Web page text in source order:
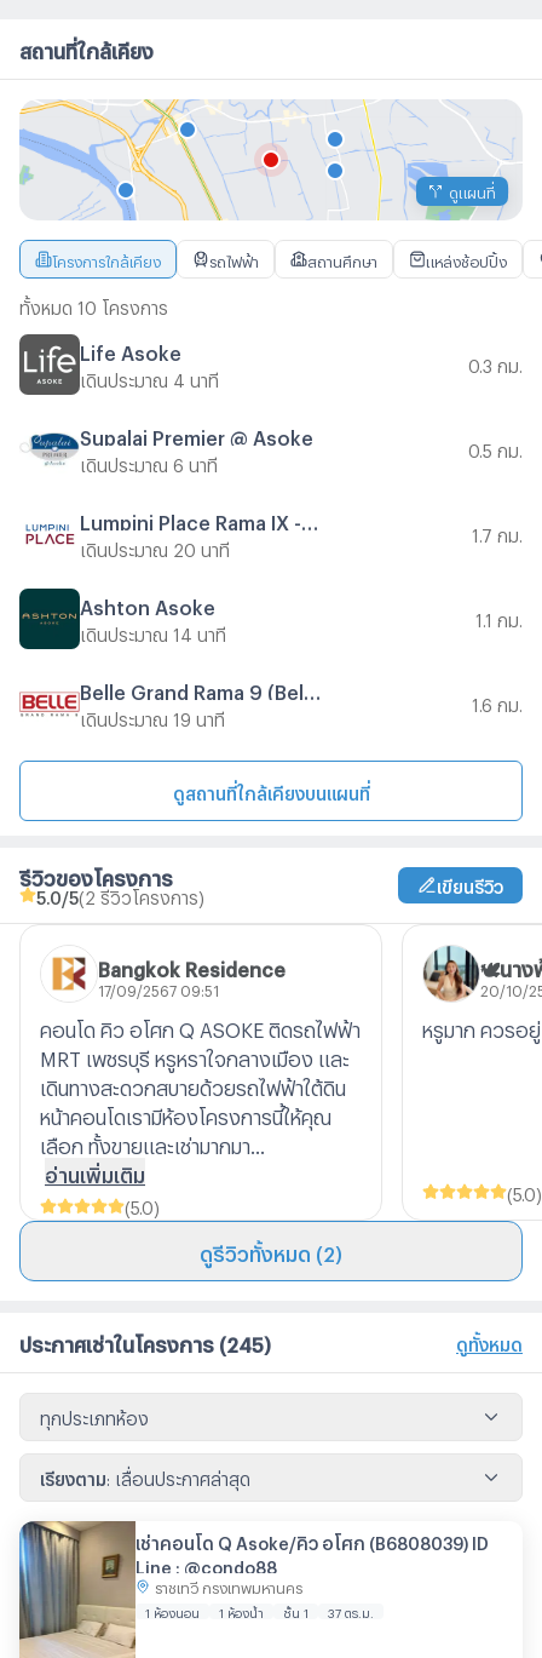
สถานที่ใกล้เคียง
ดูแผนที่
โครงการใกล้เคียง รถไฟฟ้า สถานศึกษา แหล่งช้อปปิ้ง
ทั้งหมด 10 โครงการ
Life Asoke
เดินประมาณ 4 นาที
0.3 กม.
Supalai Premier @ Asoke
เดินประมาณ 6 นาที
0.5 กม.
เดินประมาณ 20 นาที
1.7 กม.
Ashton Asoke
เดินประมาณ 14 นาที
1.1 กม.
เดินประมาณ 19 นาที
1.6 กม.
ดูสถานที่ใกล้เคียงบนแผนที่
รีวิวของโครงการ
5.0 /5(2 รีวิวโครงการ)
เขียนรีวิว
Bangkok Residence
17/09/2567 09:51
คอนโด คิว อโศก Q ASOKE ติดรถไฟฟ้า
MRT เพชรบุรี หรูหราใจกลางเมือง และ
เดินทางสะดวกสบายด้วยรถไฟฟ้าใต้ดิน
หน้าคอนโดเรามีห้องโครงการนี้ให้คุณ
เลือก ทั้งขายและเช่ามากมา...
อ่านเพิ่มเติม
(5.0)
🕊นาง
20/10/
หรูมาก ควรอ
(5.0)
ดูรีวิวทั้งหมด (2)
ประกาศเช่าในโครงการ (245) ดูทั้งหมด
ทุกประเภทห้อง
เรียงตาม: เลื่อนประกาศล่าสุด
เช่าคอนโด Q Asoke/คิว อโศก (B6808039) ID
Line : @condo88
ราชเทวี กรุงเทพมหานคร
1 ห้องนอน 1 ห้องน้ำ ชั้น 1 37 ตร.ม.